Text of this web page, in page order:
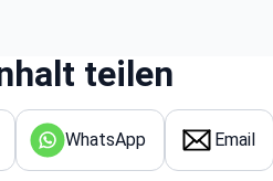
teilen
WhatsApp Email